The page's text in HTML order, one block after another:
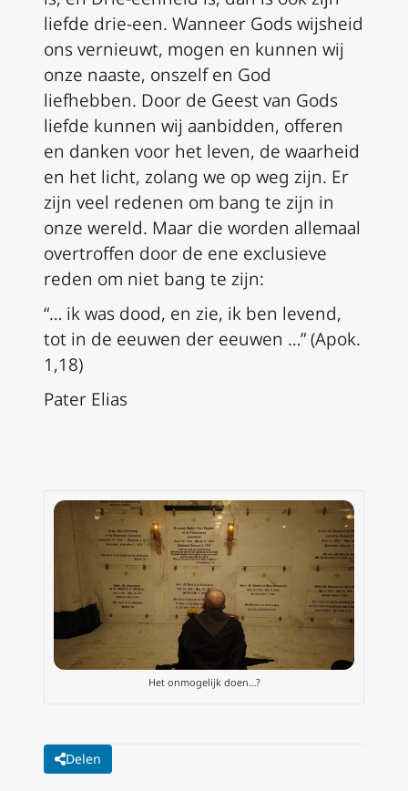
liefde drie-een. Wanneer Gods wijsheid
ons vernieuwt, mogen en kunnen wij
onze naaste, onszelf en God
liefhebben. Door de Geest van Gods
liefde kunnen wij aanbidden, offeren
en danken voor het leven, de waarheid
en het licht, zolang we op weg zijn. Er
zijn veel redenen om bang te zijn in
onze wereld. Maar die worden allemaal
overtroffen door de ene exclusieve
reden om niet bang te zijn:
“… ik was dood, en zie, ik ben levend,
tot in de eeuwen der eeuwen …” (Apok.
1,18)
Pater Elias
Het onmogelijk doen…?
Delen